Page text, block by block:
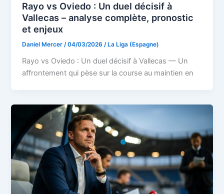
Rayo vs Oviedo : Un duel décisif à
Vallecas – analyse complète, pronostic
et enjeux
Daniel Mercer/04/03/2026/ La Liga (Espagne)
Rayo vs Oviedo : Un duel décisif à Vallecas — Un
affrontement qui pèse sur la course au maintien en